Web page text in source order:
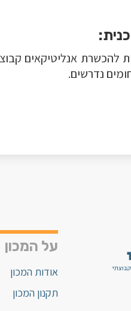
להכשרת אנליטיקאים
נדרשים.
על המכון
אודות המכון
תקנון המכון